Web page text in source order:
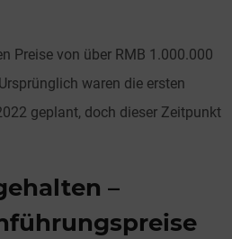
Preise von über RMB 1.000.000
waren die ersten
geplant, doch dieser Zeitpunkt
–